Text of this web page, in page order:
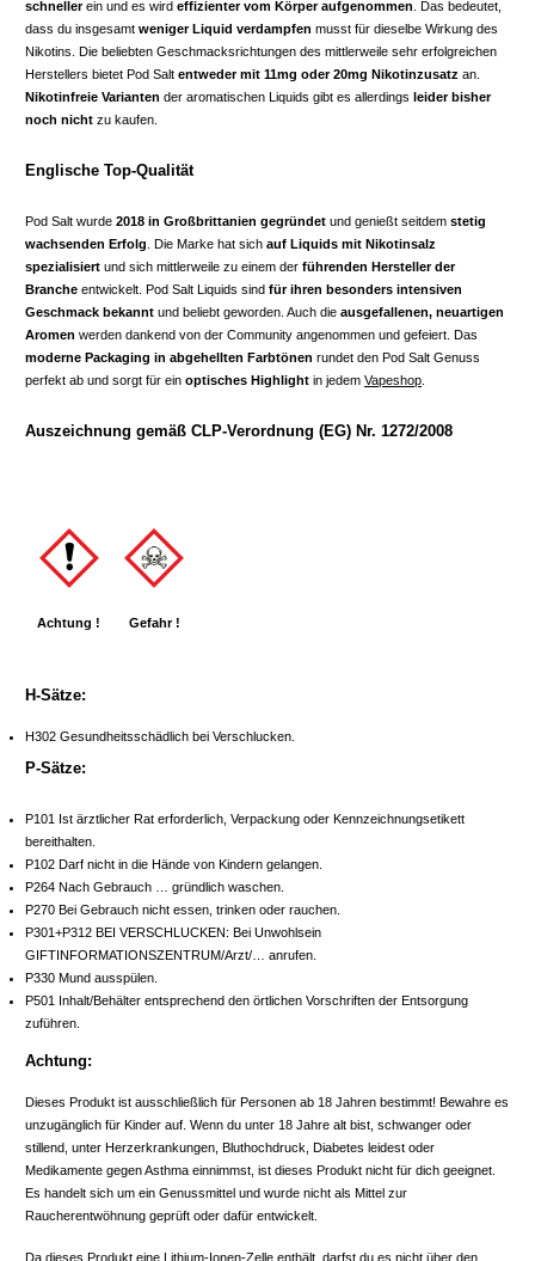
schnellerein und es wird effizienter vom Körper aufgenommen . Das bedeutet,
dass du insgesamt weniger Liquid verdampfen musst für dieselbe Wirkung des
Nikotins. Die beliebten Geschmacksrichtungen des mittlerweile sehr erfolgreichen
Herstellers bietet Pod Salt entweder mit 11mg oder 20mg Nikotinzusatz an.
Nikotinfreie Varianten der aromatischen Liquids gibt es allerdings leider bisher
noch nicht zu kaufen.
Englische Top-Qualität
Pod Salt wurde 2018 in Großbrittanien gegründet und genießt seitdem stetig
wachsenden Erfolg . Die Marke hat sich auf Liquids mit Nikotinsalz
spezialisiert und sich mittlerweile zu einem der führenden Hersteller der
Branche entwickelt. Pod Salt Liquids sind für ihren besonders intensiven
Geschmack bekannt und beliebt geworden. Auch die ausgefallenen, neuartigen
Aromen werden dankend von der Community angenommen und gefeiert. Das
moderne Packaging in abgehellten Farbtönen rundet den Pod Salt Genuss
perfekt ab und sorgt für ein optisches Highlight in jedem Vapeshop
Auszeichnung gemäß CLP-Verordnung (EG) Nr. 1272/2008
Achtung ! Gefahr !
H-Sätze:
H302 Gesundheitsschädlich bei Verschlucken.
P-Sätze:
P101 Ist ärztlicher Rat erforderlich, Verpackung oder Kennzeichnungsetikett
bereithalten.
P102 Darf nicht in die Hände von Kindern gelangen.
P264 Nach Gebrauch … gründlich waschen.
P270 Bei Gebrauch nicht essen, trinken oder rauchen.
P301+P312 BEI VERSCHLUCKEN: Bei Unwohlsein
GIFTINFORMATIONSZENTRUM/Arzt/… anrufen.
P330 Mund ausspülen.
P501 Inhalt/Behälter entsprechend den örtlichen Vorschriften der Entsorgung
zuführen.
Achtung:
Dieses Produkt ist ausschließlich für Personen ab 18 Jahren bestimmt! Bewahre es
unzugänglich für Kinder auf. Wenn du unter 18 Jahre alt bist, schwanger oder
stillend, unter Herzerkrankungen, Bluthochdruck, Diabetes leidest oder
Medikamente gegen Asthma einnimmst, ist dieses Produkt nicht für dich geeignet.
Es handelt sich um ein Genussmittel und wurde nicht als Mittel zur
Raucherentwöhnung geprüft oder dafür entwickelt.
Da dieses Produkt eine Lithium-Ionen-Zelle enthält, darfst du es nicht über den